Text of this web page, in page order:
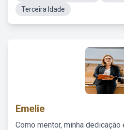
Terceira Idade
Emelie
Como mentor, minha dedicação